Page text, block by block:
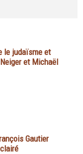
le judaïsme et
et Michaël
Gautier